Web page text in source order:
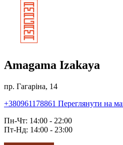
Amagama Izakaya
пр. Гагаріна, 14
+380961178861 Переглянути на
Пн-Чт: 14:00 - 22:00
Пт-Нд: 14:00 - 23:00